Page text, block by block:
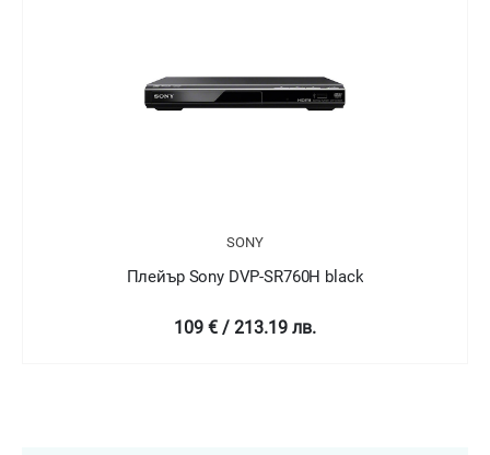
SONY
Плейър Sony DVP-SR760H black
109 € / 213.19 лв.